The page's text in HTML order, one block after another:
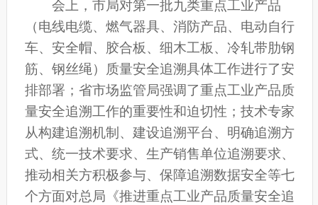
会上，市局对第一批九类重点工业产品
（电线电缆、燃气器具、消防产品、电动自行
车、安全帽、胶合板、细木工板、冷轧带肋钢
筋、钢丝绳）质量安全追溯具体工作进行了安
排部署；省市场监管局强调了重点工业产品质
量安全追溯工作的重要性和迫切性；技术专家
从构建追溯机制、建设追溯平台、明确追溯方
式、统一技术要求、生产销售单位追溯要求、
推动相关方积极参与、保障追溯数据安全等七
个方面对总局《推进重点工业产品质量安全追